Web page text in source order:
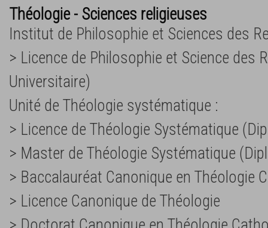
Théologie - Sciences religieuses
Institut de Philosophie et Sciences des
> Licence de Philosophie et Science des
Universitaire)
Unité de Théologie systématique :
> Licence de Théologie Systématique
> Master de Théologie Systématique
> Baccalauréat Canonique en Théologie
> Licence Canonique de Théologie